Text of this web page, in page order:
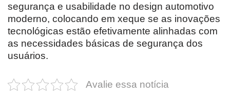
segurança e usabilidade no design automotivo
moderno, colocando em xeque se as inovações
tecnológicas estão efetivamente alinhadas com
as necessidades básicas de segurança dos
usuários.
Avalie essa notícia